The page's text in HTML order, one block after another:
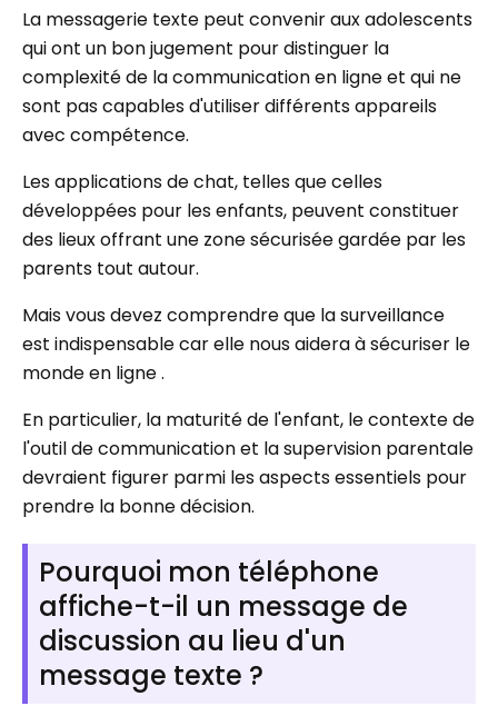
La messagerie texte peut convenir aux adolescents
qui ont un bon jugement pour distinguer la
complexité de la communication en ligne et qui ne
sont pas capables d'utiliser différents appareils
avec compétence.
Les applications de chat, telles que celles
développées pour les enfants, peuvent constituer
des lieux offrant une zone sécurisée gardée par les
parents tout autour.
Mais vous devez comprendre que la surveillance
est indispensable car elle nous aidera à sécuriser le
monde en ligne .
En particulier, la maturité de l'enfant, le contexte de
l'outil de communication et la supervision parentale
devraient figurer parmi les aspects essentiels pour
prendre la bonne décision.
Pourquoi mon téléphone
affiche-t-il un message de
discussion au lieu d'un
message texte ?